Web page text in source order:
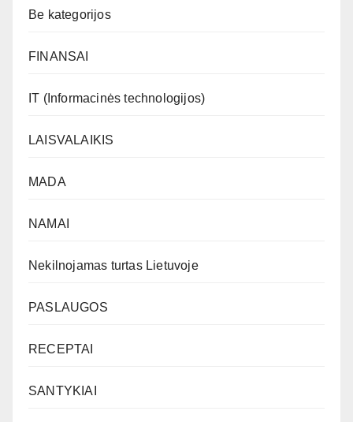
Be kategorijos
FINANSAI
IT (Informacinės technologijos)
LAISVALAIKIS
MADA
NAMAI
Nekilnojamas turtas Lietuvoje
PASLAUGOS
RECEPTAI
SANTYKIAI